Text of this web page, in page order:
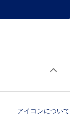
アイコンについて